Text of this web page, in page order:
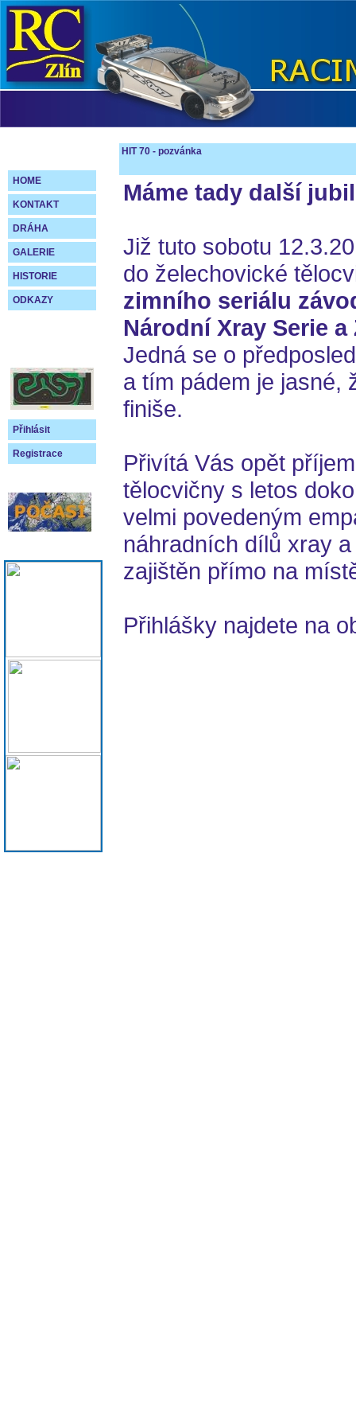
HOME
KONTAKT
DRÁHA
GALERIE
HISTORIE
ODKAZY
Přihlásit
Registrace
HIT 70 - pozvánka
Máme tady další
Již tuto sobotu
do želechovické
zimního seriálu
Národní Xray Serie
Jedná se o
a tím pádem je jasné,
finiše.
Přivítá Vás opět
tělocvičny s letos
velmi povedeným
náhradních dílů xray
zajištěn přímo na
Přihlášky najdete na